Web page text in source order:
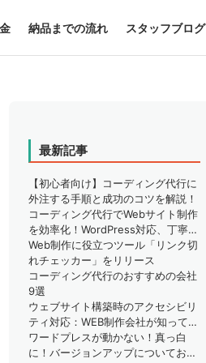
納品までの流れ スタッフブログ
最新記事
【初心者向け】コーディング代行に
外注する手順と成功のコツを解説！
コーディング代行でWebサイト制作
を効率化！WordPress対応、丁寧な
サポートで安心
Web制作に役立つツール「リンク切
れチェッカー」をリリース
コーディング代行のおすすめの会社
9選
ウェブサイト構築時のアクセシビリ
ティ対応：WEB制作会社が知ってお
くべきこと
ワードプレスが動かない！真っ白
に！バージョンアップについてお困